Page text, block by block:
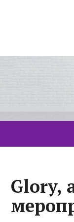
Glory,